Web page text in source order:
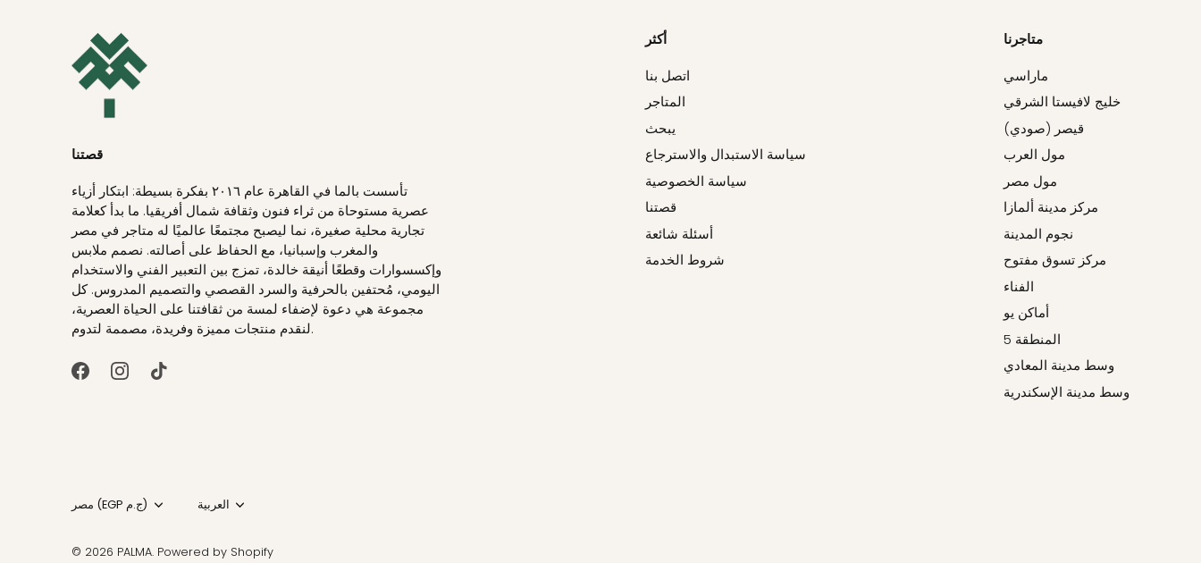
قصتنا
تأسست بالما في القاهرة عام ٢٠١٦ بفكرة بسيطة: ابتكار أزياء
عصرية مستوحاة من ثراء فنون وثقافة شمال أفريقيا. ما بدأ كعلامة
تجارية محلية صغيرة، نما ليصبح مجتمعًا عالميًا له متاجر في مصر
والمغرب وإسبانيا، مع الحفاظ على أصالته. نصمم ملابس
وإكسسوارات وقطعًا أنيقة خالدة، تمزج بين التعبير الفني والاستخدام
اليومي، مُحتفين بالحرفية والسرد القصصي والتصميم المدروس. كل
مجموعة هي دعوة لإضفاء لمسة من ثقافتنا على الحياة العصرية،
لنقدم منتجات مميزة وفريدة، مصممة لتدوم.
أكثر
اتصل بنا
المتاجر
يبحث
سياسة الاستبدال والاسترجاع
سياسة الخصوصية
قصتنا
أسئلة شائعة
شروط الخدمة
متاجرنا
ماراسي
خليج لافيستا الشرقي
قيصر (صودي)
مول العرب
مول مصر
مركز مدينة ألمازا
نجوم المدينة
مركز تسوق مفتوح
الفناء
أماكن يو
المنطقة 5
وسط مدينة المعادي
وسط مدينة الإسكندرية
عملة مصر (EGP ج.م) لغة
العربية
© 2026 PALMA. Powered by Shopify